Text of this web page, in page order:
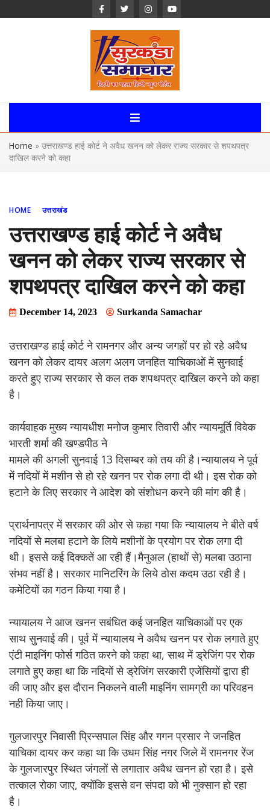
Surkanda
Samachar:
Uttarakhand,
Home » उत्तराखण्ड हाई कोर्ट ने अवैध खनन को लेकर राज्य सरकार से शपथपत्र
दाखिल करने को कहा
HOME उत्तराखंड
उत्तराखण्ड हाई कोर्ट ने अवैध
खनन को लेकर राज्य सरकार से
शपथपत्र दाखिल करने को कहा
December 14, 2023 Surkanda Samachar
उत्तराखण्ड हाई कोर्ट ने रामनगर और अन्य जगहों पर हो रहे अवैध
खनन को लेकर दायर अलग अलग जनहित याचिकाओं में सुनवाई
करते हुए राज्य सरकार से कल तक शपथपत्र दाखिल करने को कहा
है।
कार्यवाहक मुख्य न्यायधीश मनोज कुमार तिवारी और न्यायमूर्ति विवेक
भारती शर्मा की खण्डपीठ ने
मामले की अगली सुनवाई 13 दिसम्बर को तय की है।न्यायालय ने पूर्व
में नदियों में मशीन से हो रहे खनन पर रोक लगा दी थी। इस रोक को
हटाने के लिए सरकार ने आदेश को संशोधन करने की मांग की है।
प्रार्थनापत्र में सरकार की ओर से कहा गया कि न्यायालय ने बीते वर्ष
नदियों से मलबा हटाने के लिये मशीनों के प्रयोग पर रोक लगा दी
थी। इससे कई दिक्कतें आ रही हैं।मैनुअल (हाथों से) मलबा उठाना
संभव नहीं है। सरकार मानिटरिंग के लिये ठोस कदम उठा रही है।
कमेटियों का गठन किया गया है।
न्यायालय ने आज खनन सबंधित कई जनहित याचिकाओं पर एक
साथ सुनवाई की। पूर्व में न्यायालय ने अवैध खनन पर रोक लगाते हुए
एंटी माइनिंग फोर्स गठित करने को कहा था, साथ में ड्रेजिंग पर रोक
लगाते हुए कहा था कि नदियों से ड्रेजिंग सरकारी एजेंसियों द्वारा ही
की जाए और इस दौरान निकलने वाली माइनिंग सामग्री का परिवहन
नही किया जाए।
गुलजारपुर निवासी प्रिन्सपाल सिंह और गगन प्रसार ने जनहित
याचिका दायर कर कहा था कि उधम सिंह नगर जिले में रामनगर रेंज
के गुलजारपुर स्थित जंगलों से लगातार अवैध खनन हो रहा है। इसे
तत्काल रोका जाए, क्योंकि इससे वन संपदा को भी नुक्सान हो रहा
है।